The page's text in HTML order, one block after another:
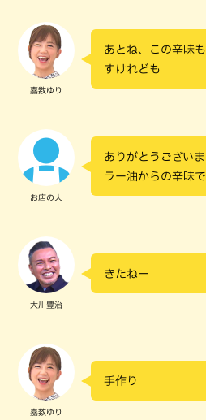
嘉数ゆり
あとね、この辛味
すけれども
お店の人
ありがとうござい
ラー油からの辛味
大川豊治
きたねー
嘉数ゆり
手作り